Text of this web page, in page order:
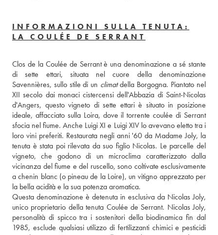
INFORMAZIONI SULLA TENUTA:
LA COULÉE DE SERRANT
Clos de la Coulée de Serrant è una denominazione a sé stante
di sette ettari, situata nel cuore della denominazione
Savennières, sullo stile di un climat della Borgogna. Piantato nel
XII secolo dai monaci cistercensi dell'Abbazia di Saint-Nicolas
d'Angers, questo vigneto di sette ettari è situato in posizione
ideale, affacciato sulla Loira, dove il torrente coulée di Serrant
sfocia nel fiume. Anche Luigi XI e Luigi XIV lo avevano eletto tra i
loro vini preferiti. Restaurata negli anni '60 da Madame Joly, la
tenuta è stata poi rilevata da suo figlio Nicolas. Le parcelle del
vigneto, che godono di un microclima caratterizzato dalla
vicinanza del fiume e del ruscello, sono coltivate esclusivamente
a chenin blanc (o pineau de la Loire), un vitigno apprezzato per
la bella acidità e la sua potenza aromatica.
Questa denominazione è detenuta in esclusiva da Nicolas Joly,
unico proprietario della tenuta Coulée de Serrant. Nicolas Joly,
personalità di spicco tra i sostenitori della biodinamica fin dal
1985, esclude qualsiasi utilizzo di fertilizzanti chimici e pesticidi